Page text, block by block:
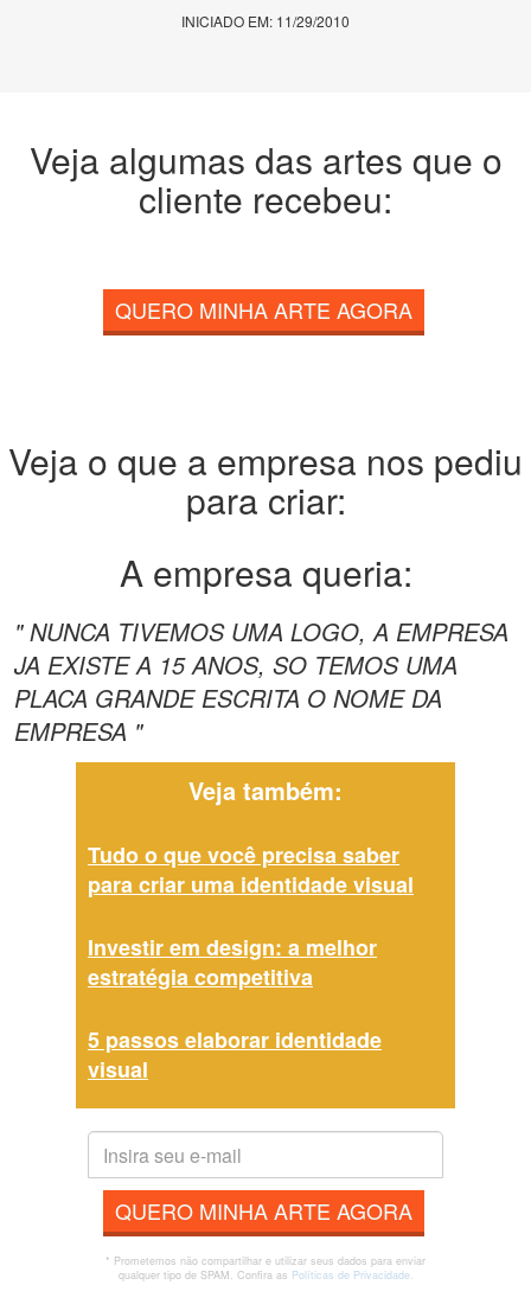
INICIADO EM: 11/29/2010
Veja algumas das artes que o
cliente recebeu:
QUERO MINHA ARTE AGORA
Veja o que a empresa nos pediu
para criar:
A empresa queria:
" NUNCA TIVEMOS UMA LOGO, A EMPRESA
JA EXISTE A 15 ANOS, SO TEMOS UMA
PLACA GRANDE ESCRITA O NOME DA
EMPRESA "
Veja também:
Tudo o que você precisa saber
para criar uma identidade visual
Investir em design: a melhor
estratégia competitiva
5 passos elaborar identidade
visual
QUERO MINHA ARTE AGORA
* Prometemos não compartilhar e utilizar seus dados para enviar
qualquer tipo de SPAM. Confira as Políticas de Privacidade.